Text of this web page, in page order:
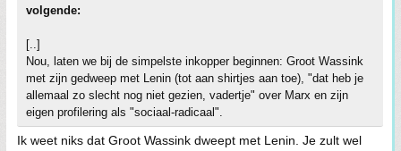
volgende:
[..]
Nou, laten we bij de simpelste inkopper beginnen: Groot Wassink
met zijn gedweep met Lenin (tot aan shirtjes aan toe), "dat heb je
allemaal zo slecht nog niet gezien, vadertje" over Marx en zijn
eigen profilering als "sociaal-radicaal".
Ik weet niks dat Groot Wassink dweept met Lenin. Je zult wel